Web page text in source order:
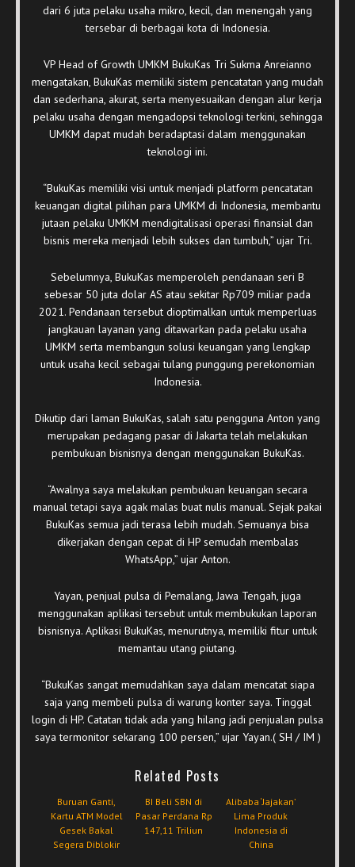
dari 6 juta pelaku usaha mikro, kecil, dan menengah yang
tersebar di berbagai kota di Indonesia.
VP Head of Growth UMKM BukuKas Tri Sukma Anreianno
mengatakan, BukuKas memiliki sistem pencatatan yang mudah
dan sederhana, akurat, serta menyesuaikan dengan alur kerja
pelaku usaha dengan mengadopsi teknologi terkini, sehingga
UMKM dapat mudah beradaptasi dalam menggunakan
teknologi ini.
“BukuKas memiliki visi untuk menjadi platform pencatatan
keuangan digital pilihan para UMKM di Indonesia, membantu
jutaan pelaku UMKM mendigitalisasi operasi finansial dan
bisnis mereka menjadi lebih sukses dan tumbuh,” ujar Tri.
Sebelumnya, BukuKas memperoleh pendanaan seri B
sebesar 50 juta dolar AS atau sekitar Rp709 miliar pada
2021. Pendanaan tersebut dioptimalkan untuk memperluas
jangkauan layanan yang ditawarkan pada pelaku usaha
UMKM serta membangun solusi keuangan yang lengkap
untuk usaha kecil sebagai tulang punggung perekonomian
Indonesia.
Dikutip dari laman BukuKas, salah satu pengguna Anton yang
merupakan pedagang pasar di Jakarta telah melakukan
pembukuan bisnisnya dengan menggunakan BukuKas.
“Awalnya saya melakukan pembukuan keuangan secara
manual tetapi saya agak malas buat nulis manual. Sejak pakai
BukuKas semua jadi terasa lebih mudah. Semuanya bisa
dikerjakan dengan cepat di HP semudah membalas
WhatsApp,” ujar Anton.
Yayan, penjual pulsa di Pemalang, Jawa Tengah, juga
menggunakan aplikasi tersebut untuk membukukan laporan
bisnisnya. Aplikasi BukuKas, menurutnya, memiliki fitur untuk
memantau utang piutang.
“BukuKas sangat memudahkan saya dalam mencatat siapa
saja yang membeli pulsa di warung konter saya. Tinggal
login di HP. Catatan tidak ada yang hilang jadi penjualan pulsa
saya termonitor sekarang 100 persen,” ujar Yayan.( SH / IM )
Related Posts
Buruan Ganti,
Kartu ATM Model
Gesek Bakal
Segera Diblokir
BI Beli SBN di
Pasar Perdana Rp
147,11 Triliun
Alibaba ‘Jajakan’
Lima Produk
Indonesia di
China